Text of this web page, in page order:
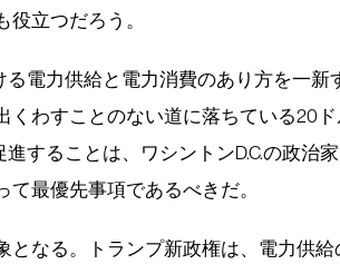
立つだろう。
電力供給と電力消費のあり方を一新
くわすことのない道に落ちている20
することは、ワシントンD.C.の政治
最優先事項であるべきだ。
となる。トランプ新政権は、電力供